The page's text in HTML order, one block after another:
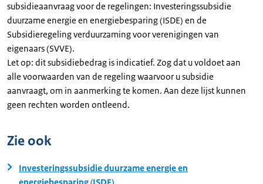
subsidieaanvraag voor de regelingen: Investeringssubsidie
duurzame energie en energiebesparing (ISDE) en de
Subsidieregeling verduurzaming voor verenigingen van
eigenaars (SVVE).
Let op: dit subsidiebedrag is indicatief. Zog dat u voldoet aan
alle voorwaarden van de regeling waarvoor u subsidie
aanvraagt, om in aanmerking te komen. Aan deze lijst kunnen
geen rechten worden ontleend.
Zie ook
Investeringssubsidie duurzame energie en